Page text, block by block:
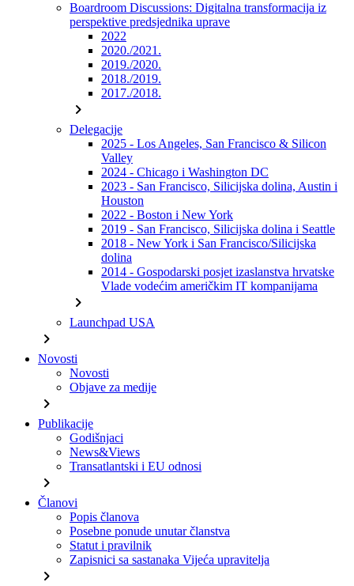
Boardroom Discussions: Digitalna transformacija iz
perspektive predsjednika uprave
2022
2020./2021.
2019./2020.
2018./2019.
2017./2018.
chevron_right
Delegacije
2025 - Los Angeles, San Francisco & Silicon
Valley
2024 - Chicago i Washington DC
2023 - San Francisco, Silicijska dolina, Austin i
Houston
2022 - Boston i New York
2019 - San Francisco, Silicijska dolina i Seattle
2018 - New York i San Francisco/Silicijska
dolina
2014 - Gospodarski posjet izaslanstva hrvatske
Vlade vodećim američkim IT kompanijama
chevron_right
Launchpad USA
chevron_right
Novosti
Novosti
Objave za medije
chevron_right
Publikacije
Godišnjaci
News&Views
Transatlantski i EU odnosi
chevron_right
Članovi
Popis članova
Posebne ponude unutar članstva
Statut i pravilnik
Zapisnici sa sastanaka Vijeća upravitelja
chevron_right